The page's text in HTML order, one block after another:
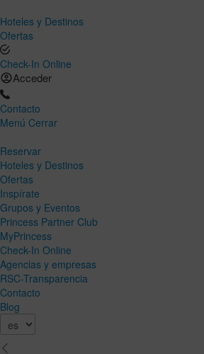
Hoteles y Destinos
Ofertas
Check-In Online
Acceder
Contacto
Menú Cerrar
Reservar
Hoteles y Destinos
Ofertas
Inspírate
Grupos y Eventos
Princess Partner Club
MyPrincess
Check-In Online
Agencias y empresas
RSC-Transparencia
Contacto
Blog